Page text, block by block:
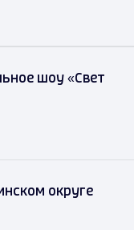
шоу «Свет
округе